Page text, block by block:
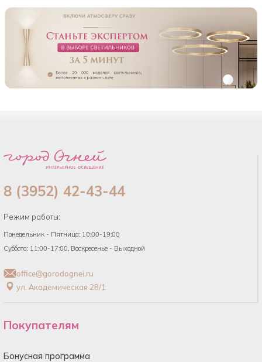
8 (3952) 42-43-44
Режим работы:
Понедельник - Пятница: 10:00-19:00
Суббота: 11:00-17:00, Воскресенье - Выходной
office@gorodognei.ru
ул. Академическая 28/1
Покупателям
Бонусная программа